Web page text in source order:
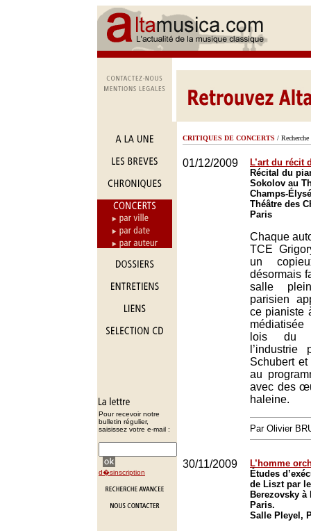
Pour recevoir notre
bulletin régulier,
saisissez votre e-mail :
d�sinscription
CRITIQUES DE CONCERTS / Recherche
01/12/2009
L’art du récit
Récital du
Sokolov au
Champs-
Théâtre des
Paris
Chaque
TCE
un
désormais
salle
parisien
ce pianiste
lois du
l’industrie
Schubert
au
avec des
haleine.
Par Olivier
30/11/2009
L’homme
Études
de Liszt par
Berezovsky
Paris.
Salle Pleyel,